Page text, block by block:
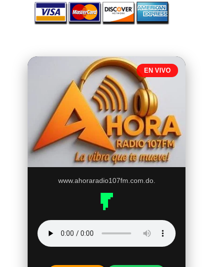
EN VIVO
www.ahoraradio107fm.com.do.